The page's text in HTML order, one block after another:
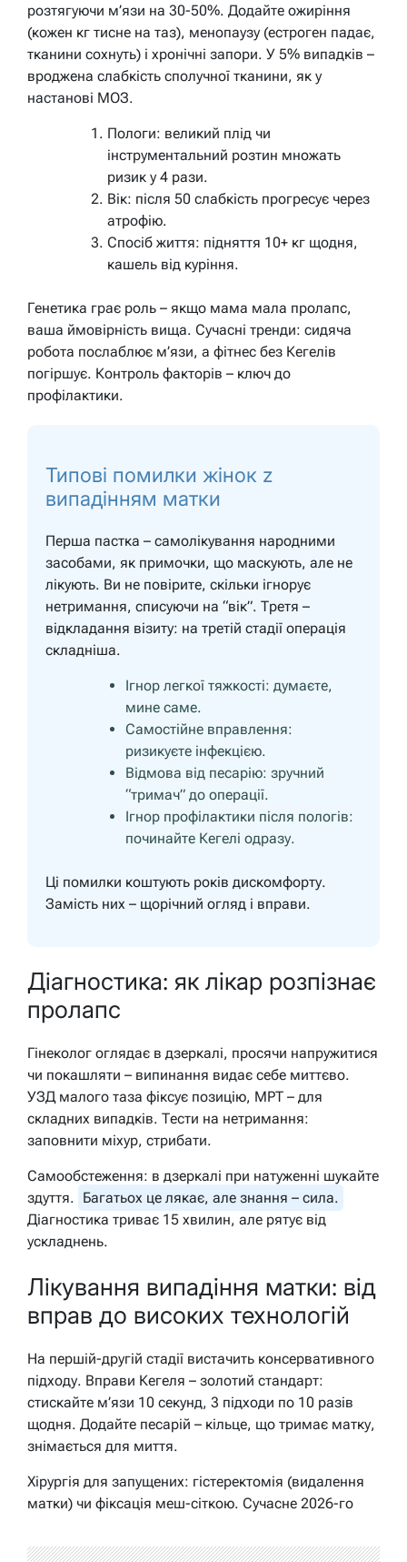
розтягуючи м’язи на 30-50%. Додайте ожиріння
(кожен кг тисне на таз), менопаузу (естроген падає,
тканини сохнуть) і хронічні запори. У 5% випадків –
вроджена слабкість сполучної тканини, як у
настанові МОЗ.
Пологи: великий плід чи
інструментальний розтин множать
ризик у 4 рази.
Вік: після 50 слабкість прогресує через
атрофію.
Спосіб життя: підняття 10+ кг щодня,
кашель від куріння.
Генетика грає роль – якщо мама мала пролапс,
ваша ймовірність вища. Сучасні тренди: сидяча
робота послаблює м’язи, а фітнес без Кегелів
погіршує. Контроль факторів – ключ до
профілактики.
Типові помилки жінок z
випадінням матки
Перша пастка – самолікування народними
засобами, як примочки, що маскують, але не
лікують. Ви не повірите, скільки ігнорує
нетримання, списуючи на “вік”. Третя –
відкладання візиту: на третій стадії операція
складніша.
Ігнор легкої тяжкості: думаєте,
мине саме.
Самостійне вправлення:
ризикуєте інфекцією.
Відмова від песарію: зручний
“тримач” до операції.
Ігнор профілактики після пологів:
починайте Кегелі одразу.
Ці помилки коштують років дискомфорту.
Замість них – щорічний огляд і вправи.
Діагностика: як лікар розпізнає
пролапс
Гінеколог оглядає в дзеркалі, просячи напружитися
чи покашляти – випинання видає себе миттєво.
УЗД малого таза фіксує позицію, МРТ – для
складних випадків. Тести на нетримання:
заповнити міхур, стрибати.
Самообстеження: в дзеркалі при натуженні шукайте
здуття. Багатьох це лякає, але знання – сила.
Діагностика триває 15 хвилин, але рятує від
ускладнень.
Лікування випадіння матки: від
вправ до високих технологій
На першій-другій стадії вистачить консервативного
підходу. Вправи Кегеля – золотий стандарт:
стискайте м’язи 10 секунд, 3 підходи по 10 разів
щодня. Додайте песарій – кільце, що тримає матку,
знімається для миття.
Хірургія для запущених: гістеректомія (видалення
матки) чи фіксація меш-сіткою. Сучасне 2026-го